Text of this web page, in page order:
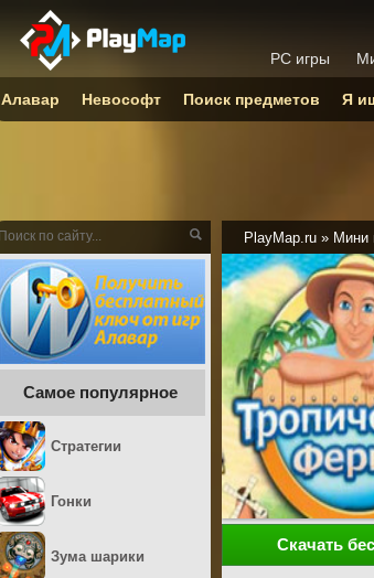
PlayMap.ru » Мини
Скачать
Самое популярное
Стратегии
Гонки
Зума шарики
PC игры
Алавар Невософт Поиск предметов Я